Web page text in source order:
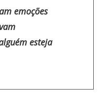
emoções
esteja